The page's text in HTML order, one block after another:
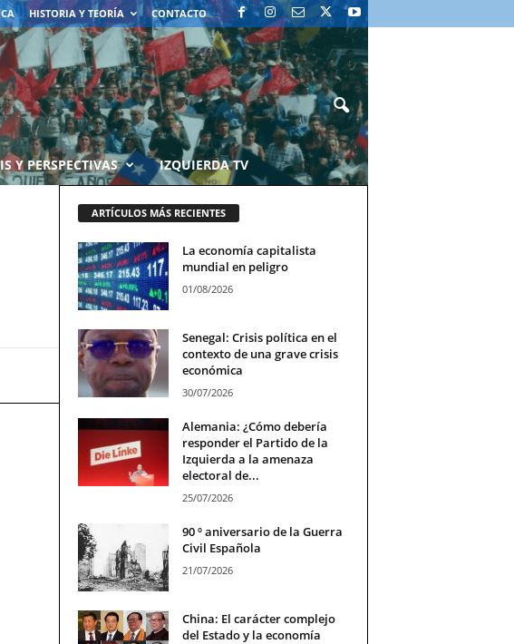
HISTORIA Y TEORÍA CONTACTO
Y PERSPECTIVAS IZQUIERDA TV
ARTÍCULOS MÁS RECIENTES
La economía capitalista
mundial en peligro
01/08/2026
Senegal: Crisis política en el
contexto de una grave crisis
económica
30/07/2026
Alemania: ¿Cómo debería
responder el Partido de la
Izquierda a la amenaza
electoral de...
25/07/2026
90 º aniversario de la Guerra
Civil Española
21/07/2026
China: El carácter complejo
del Estado y la economía